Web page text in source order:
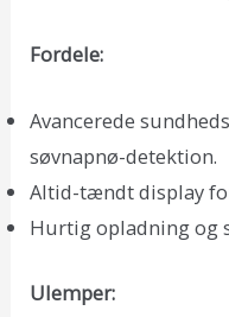
Fordele:
Avancerede
søvnapnø-detektion.
Altid-tændt display
Hurtig opladning og
Ulemper: